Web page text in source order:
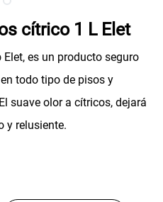
cítrico 1 L Elet
es un producto seguro
todo tipo de pisos y
suave olor a cítricos, dejará
y relusiente.